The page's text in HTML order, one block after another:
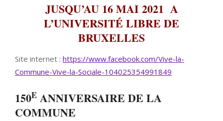
JUSQU’AU 16 MAI 2021 A
L’UNIVERSITÉ LIBRE DE
BRUXELLES
Site internet : https://www.facebook.com/Vive-la-
Commune-Vive-la-Sociale-104025354991849
150E ANNIVERSAIRE DE LA
COMMUNE